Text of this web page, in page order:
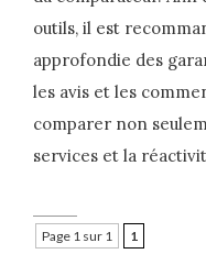
outils, il est
approfondie des
les avis et les
comparer non
services et la
Page 1 sur 1 1